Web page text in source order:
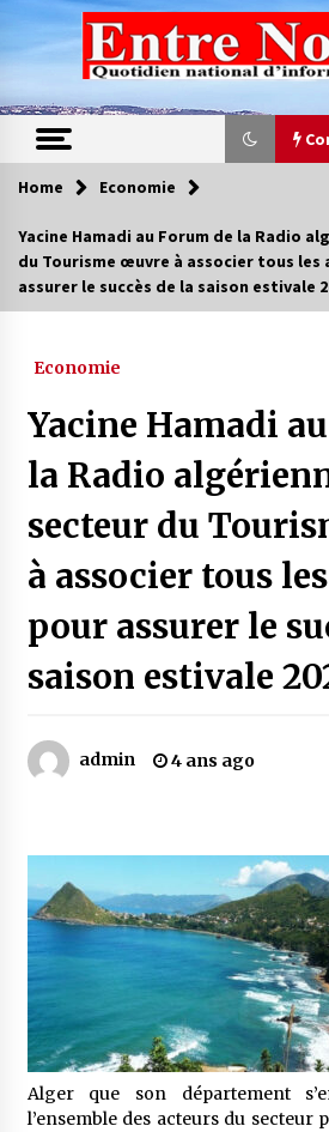
content
Contes de chez nous
Quand la mère n’est
Oum el Gaïla /
4 ans ago
montagnards
Le bouc de l’Au-delà
5 ans ago
Le monstrueux vieillard (Un récit du
algérien)
5 ans ago
Home Economie
Yacine Hamadi au Forum de la Radio
du Tourisme œuvre à associer tous les
assurer le succès de la saison estivale
Economie
Yacine Hamadi
la Radio
secteur du
à associer tous
pour assurer le
saison estivale
admin 4 ans ago
Alger que son département
l’ensemble des acteurs du secteur